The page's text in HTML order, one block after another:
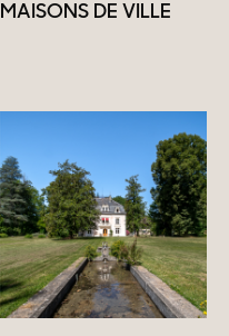
MAISONS DE VILLE